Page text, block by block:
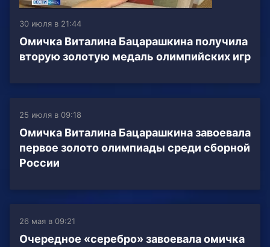
30 июля в 21:44
Омичка Виталина Бацарашкина получила
вторую золотую медаль олимпийских игр
25 июля в 09:18
Омичка Виталина Бацарашкина завоевала
первое золото олимпиады среди сборной
России
26 мая в 09:21
Очередное «серебро» завоевала омичка